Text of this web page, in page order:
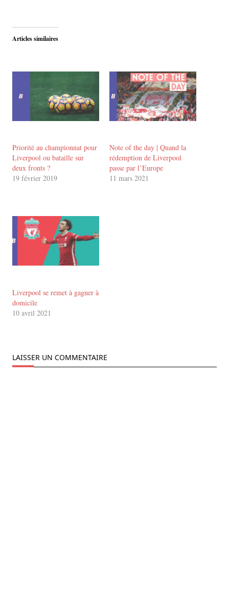
Articles similaires
Priorité au championnat pour
Liverpool ou bataille sur
deux fronts ?
19 février 2019
Note of the day | Quand la
rédemption de Liverpool
passe par l’Europe
11 mars 2021
Liverpool se remet à gagner à
domicile
10 avril 2021
LAISSER UN COMMENTAIRE